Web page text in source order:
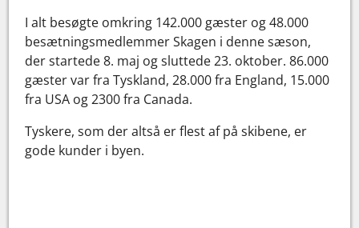
I alt besøgte omkring 142.000 gæster og 48.000
besætningsmedlemmer Skagen i denne sæson,
der startede 8. maj og sluttede 23. oktober. 86.000
gæster var fra Tyskland, 28.000 fra England, 15.000
fra USA og 2300 fra Canada.
Tyskere, som der altså er flest af på skibene, er
gode kunder i byen.